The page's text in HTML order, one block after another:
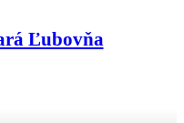
Ľubovňa